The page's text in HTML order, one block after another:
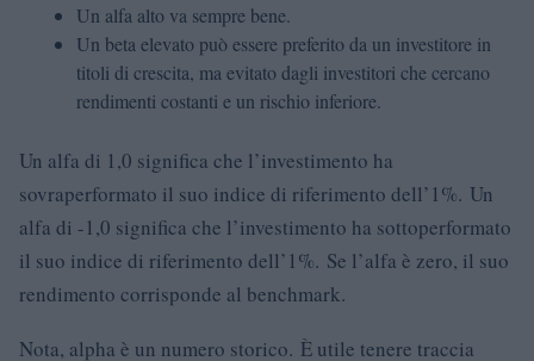
Un alfa alto va sempre bene.
Un beta elevato può essere preferito da un investitore in
titoli di crescita, ma evitato dagli investitori che cercano
rendimenti costanti e un rischio inferiore.
Un alfa di 1,0 significa che l’investimento ha
sovraperformato il suo indice di riferimento dell’1%. Un
alfa di -1,0 significa che l’investimento ha sottoperformato
il suo indice di riferimento dell’1%. Se l’alfa è zero, il suo
rendimento corrisponde al benchmark.
Nota, alpha è un numero storico. È utile tenere traccia